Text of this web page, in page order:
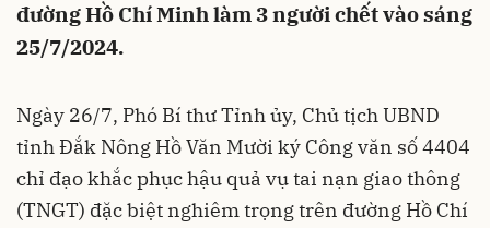
đường Hồ Chí Minh làm 3 người chết vào sáng
25/7/2024.
Ngày 26/7, Phó Bí thư Tỉnh ủy, Chủ tịch UBND
tỉnh Đắk Nông Hồ Văn Mười ký Công văn số 4404
chỉ đạo khắc phục hậu quả vụ tai nạn giao thông
(TNGT) đặc biệt nghiêm trọng trên đường Hồ Chí